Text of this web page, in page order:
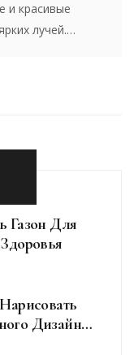
и красивые
лучей.
Газон Для
Дизайна